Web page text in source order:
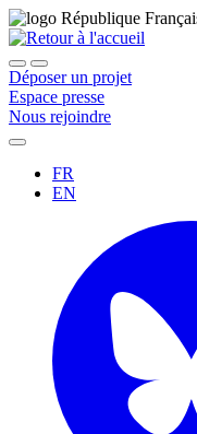
Déposer un projet
Espace presse
Nous rejoindre
FR
EN